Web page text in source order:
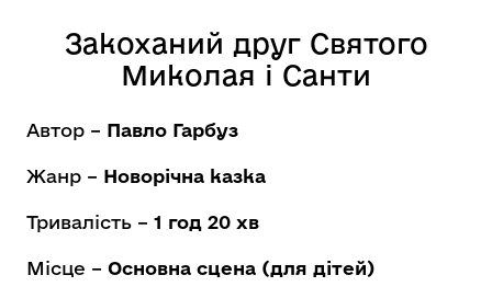
Закоханий друг Святого
Миколая і Санти
Автор – Павло Гарбуз
Жанр – Новорічна казка
Тривалість – 1 год 20 хв
Місце – Основна сцена (для дітей)